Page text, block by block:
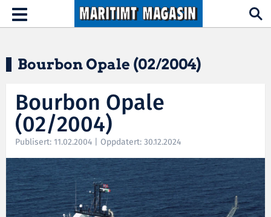
Hopp til hovedinnhold
Toggle
navigation
Bourbon Opale (02/2004)
Bourbon Opale
(02/2004)
Publisert: 11.02.2004 | Oppdatert: 30.12.2024